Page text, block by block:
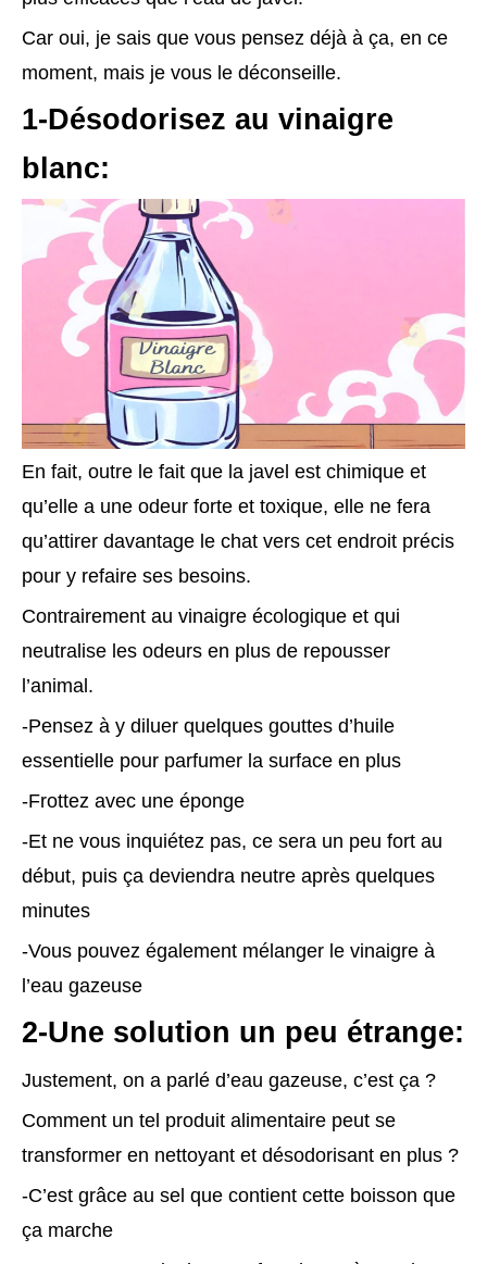
Car oui, je sais que vous pensez déjà à ça, en ce
moment, mais je vous le déconseille.
1-Désodorisez au vinaigre
blanc:
En fait, outre le fait que la javel est chimique et
qu’elle a une odeur forte et toxique, elle ne fera
qu’attirer davantage le chat vers cet endroit précis
pour y refaire ses besoins.
Contrairement au vinaigre écologique et qui
neutralise les odeurs en plus de repousser
l’animal.
-Pensez à y diluer quelques gouttes d’huile
essentielle pour parfumer la surface en plus
-Frottez avec une éponge
-Et ne vous inquiétez pas, ce sera un peu fort au
début, puis ça deviendra neutre après quelques
minutes
-Vous pouvez également mélanger le vinaigre à
l’eau gazeuse
2-Une solution un peu étrange:
Justement, on a parlé d’eau gazeuse, c’est ça ?
Comment un tel produit alimentaire peut se
transformer en nettoyant et désodorisant en plus ?
-C’est grâce au sel que contient cette boisson que
ça marche